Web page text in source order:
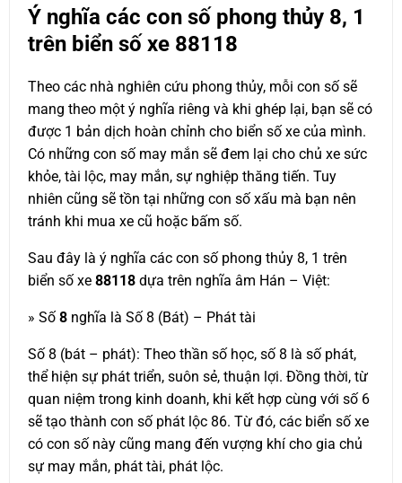
Ý nghĩa các con số phong thủy 8, 1
trên biển số xe 88118
Theo các nhà nghiên cứu phong thủy, mỗi con số sẽ
mang theo một ý nghĩa riêng và khi ghép lại, bạn sẽ có
được 1 bản dịch hoàn chỉnh cho biển số xe của mình.
Có những con số may mắn sẽ đem lại cho chủ xe sức
khỏe, tài lộc, may mắn, sự nghiệp thăng tiến. Tuy
nhiên cũng sẽ tồn tại những con số xấu mà bạn nên
tránh khi mua xe cũ hoặc bấm số.
Sau đây là ý nghĩa các con số phong thủy 8, 1 trên
biển số xe 88118 dựa trên nghĩa âm Hán – Việt:
» Số8 nghĩa là Số 8 (Bát) – Phát tài
Số 8 (bát – phát): Theo thần số học, số 8 là số phát,
thể hiện sự phát triển, suôn sẻ, thuận lợi. Đồng thời, từ
quan niệm trong kinh doanh, khi kết hợp cùng với số 6
sẽ tạo thành con số phát lộc 86. Từ đó, các biển số xe
có con số này cũng mang đến vượng khí cho gia chủ
sự may mắn, phát tài, phát lộc.